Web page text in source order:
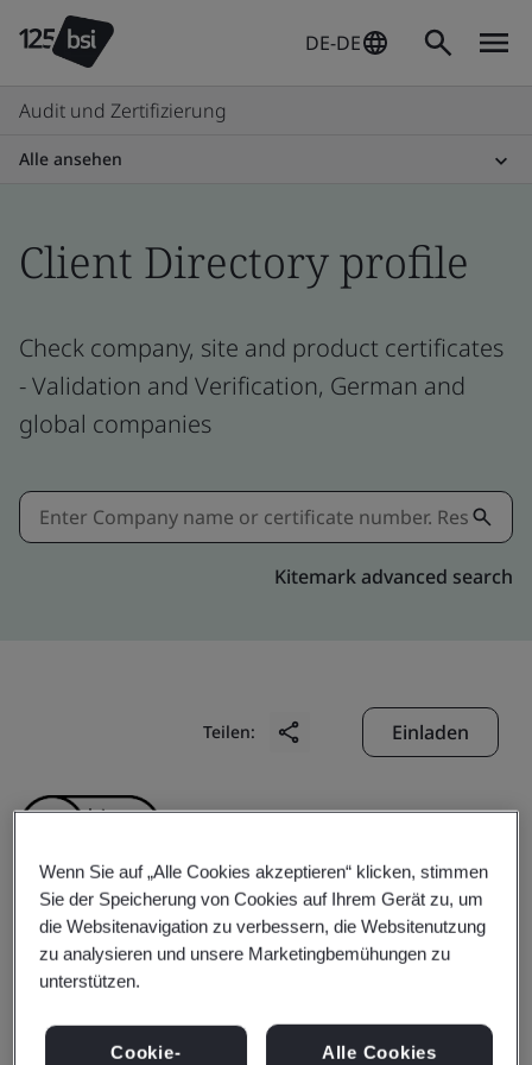
DE-DE
Audit und Zertifizierung
Alle ansehen
Client Directory profile
Check company, site and product certificates
- Validation and Verification, German and
global companies
Kitemark advanced search
Teilen: Einladen
Cathay Tat Ming
Precision Metal Products
Wenn Sie auf „Alle Cookies akzeptieren“ klicken, stimmen
Sie der Speicherung von Cookies auf Ihrem Gerät zu, um
die Websitenavigation zu verbessern, die Websitenutzung
zu analysieren und unsere Marketingbemühungen zu
unterstützen.
Cookie-
Alle Cookies